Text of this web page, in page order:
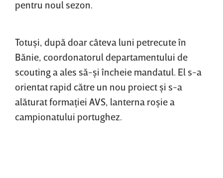
pentru noul sezon.
Totuşi, după doar câteva luni petrecute în
Bănie, coordonatorul departamentului de
scouting a ales să-şi încheie mandatul. El s-a
orientat rapid către un nou proiect şi s-a
alăturat formaţiei AVS, lanterna roşie a
campionatului portughez.